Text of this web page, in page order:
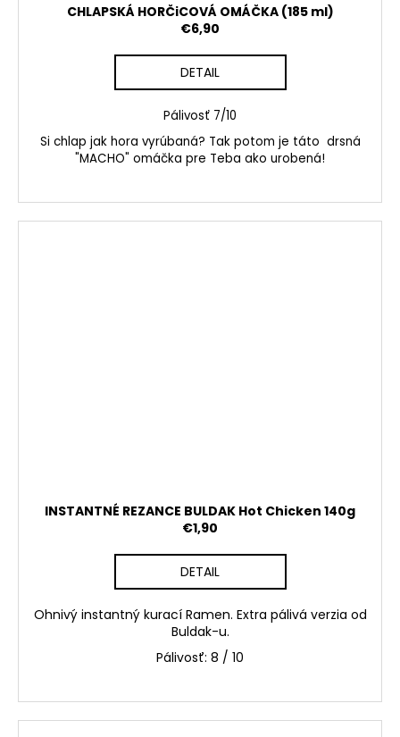
CHLAPSKÁ HORČiCOVÁ OMÁČKA (185 ml)
€6,90
DETAIL
Pálivosť 7/10
Si chlap jak hora vyrúbaná? Tak potom je táto drsná
"MACHO" omáčka pre Teba ako urobená!
INSTANTNÉ REZANCE BULDAK Hot Chicken 140g
€1,90
DETAIL
Ohnivý instantný kurací Ramen. Extra pálivá verzia od
Buldak-u.
Pálivosť: 8 / 10